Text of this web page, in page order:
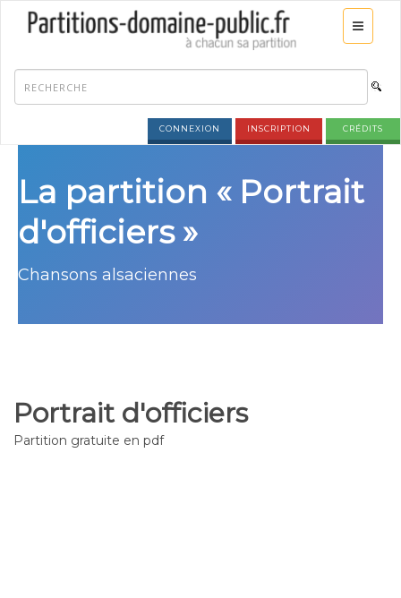
CONNEXION INSCRIPTION CRÉDITS
La partition « Portrait
d'officiers »
Chansons alsaciennes
Portrait d'officiers
Partition gratuite en pdf